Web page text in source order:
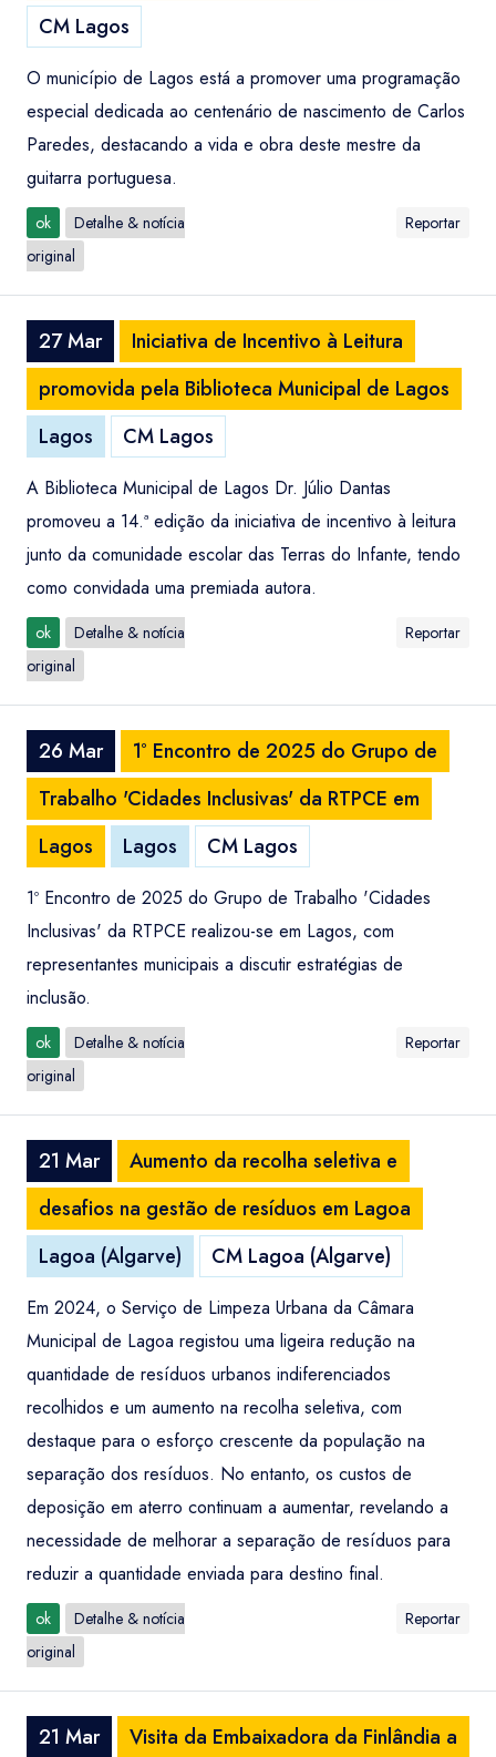
CM Lagos
O município de Lagos está a promover uma programação
especial dedicada ao centenário de nascimento de Carlos
Paredes, destacando a vida e obra deste mestre da
guitarra portuguesa.
ok
Detalhe & notícia
original
Reportar
27 Mar
Iniciativa de Incentivo à Leitura
promovida pela Biblioteca Municipal de Lagos
Lagos
CM Lagos
A Biblioteca Municipal de Lagos Dr. Júlio Dantas
promoveu a 14.ª edição da iniciativa de incentivo à leitura
junto da comunidade escolar das Terras do Infante, tendo
como convidada uma premiada autora.
ok
Detalhe & notícia
original
Reportar
26 Mar
1º Encontro de 2025 do Grupo de
Trabalho 'Cidades Inclusivas' da RTPCE em
Lagos
Lagos CM Lagos
1º Encontro de 2025 do Grupo de Trabalho 'Cidades
Inclusivas' da RTPCE realizou-se em Lagos, com
representantes municipais a discutir estratégias de
inclusão.
ok
Detalhe & notícia
original
Reportar
21 Mar
Aumento da recolha seletiva e
desafios na gestão de resíduos em Lagoa
Lagoa (Algarve)
CM Lagoa (Algarve)
Em 2024, o Serviço de Limpeza Urbana da Câmara
Municipal de Lagoa registou uma ligeira redução na
quantidade de resíduos urbanos indiferenciados
recolhidos e um aumento na recolha seletiva, com
destaque para o esforço crescente da população na
separação dos resíduos. No entanto, os custos de
deposição em aterro continuam a aumentar, revelando a
necessidade de melhorar a separação de resíduos para
reduzir a quantidade enviada para destino final.
ok
Detalhe & notícia
original
Reportar
21 Mar Visita da Embaixadora da Finlândia a